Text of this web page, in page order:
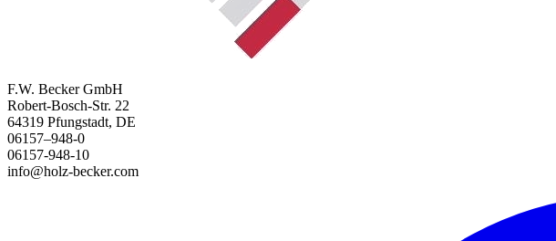
F.W. Becker GmbH
Robert-Bosch-Str. 22
64319 Pfungstadt, DE
06157–948-0
06157-948-10
info@holz-becker.com